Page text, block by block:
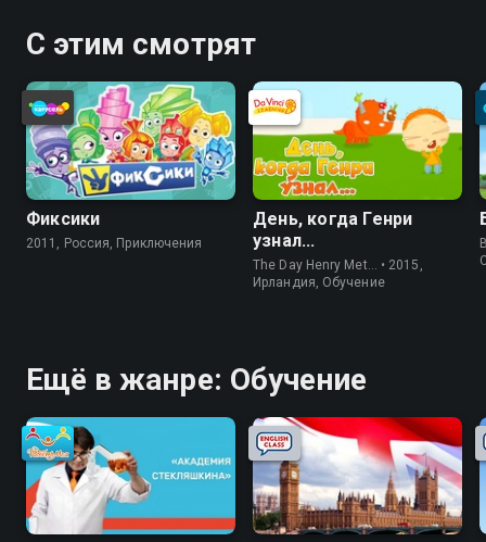
С этим смотрят
Фиксики
2011, Россия, Приключения
День, когда Генри
узнал...
The Day Henry Met… • 2015,
Ирландия, Обучение
Ещё в жанре: Обучение